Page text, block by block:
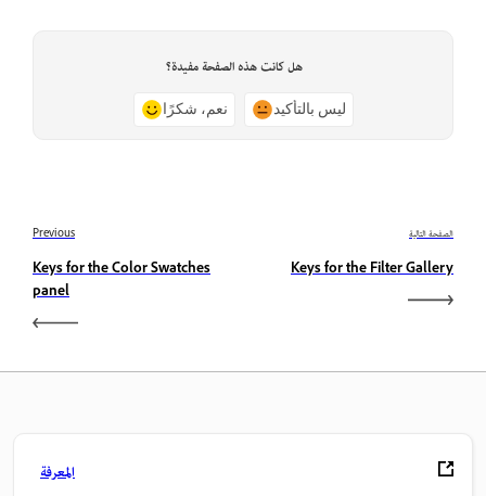
هل كانت هذه الصفحة مفيدة؟
نعم، شكرًا ليس بالتأكيد
Previous
Keys for the Color Swatches
panel
الصفحة التالية
Keys for the Filter Gallery
المعرفة